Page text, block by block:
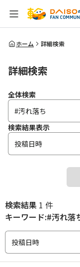
全体検索
ホーム 詳細検索
詳細検索
全体検索
検索結果表示
投稿日時
検索結果 1 件
キーワード:#汚れ落
投稿日時